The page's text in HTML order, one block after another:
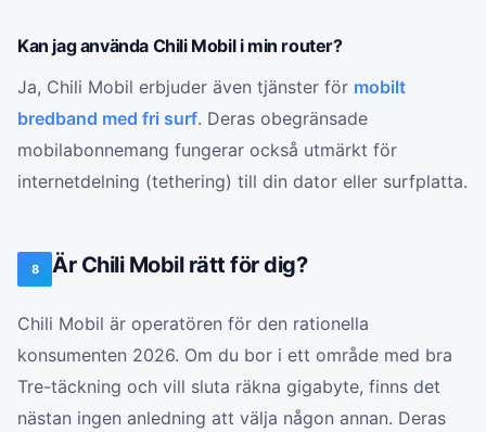
Kan jag använda Chili Mobil i min router?
Ja, Chili Mobil erbjuder även tjänster för mobilt
bredband med fri surf. Deras obegränsade
mobilabonnemang fungerar också utmärkt för
internetdelning (tethering) till din dator eller surfplatta.
8 Är Chili Mobil rätt för dig?
Chili Mobil är operatören för den rationella
konsumenten 2026. Om du bor i ett område med bra
Tre-täckning och vill sluta räkna gigabyte, finns det
nästan ingen anledning att välja någon annan. Deras